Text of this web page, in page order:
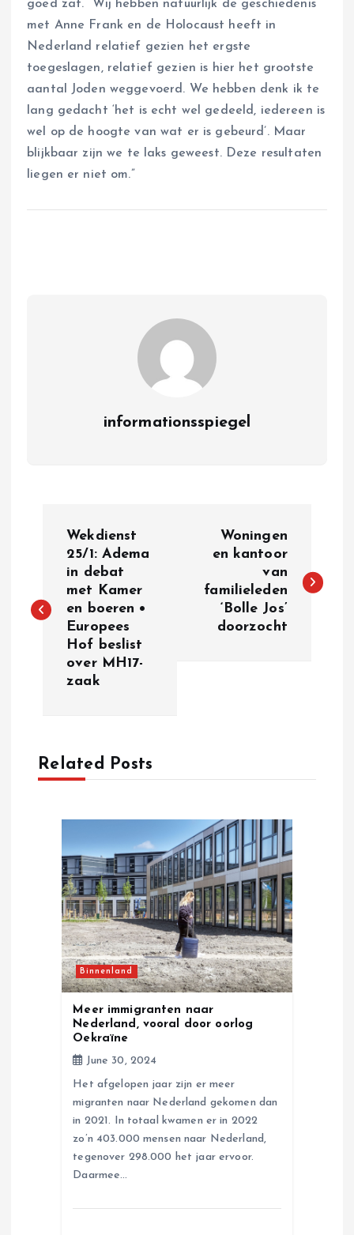
goed zat. “Wij hebben natuurlijk de geschiedenis
met Anne Frank en de Holocaust heeft in
Nederland relatief gezien het ergste
toegeslagen, relatief gezien is hier het grootste
aantal Joden weggevoerd. We hebben denk ik te
lang gedacht ‘het is echt wel gedeeld, iedereen is
wel op de hoogte van wat er is gebeurd’. Maar
blijkbaar zijn we te laks geweest. Deze resultaten
liegen er niet om.”
informationsspiegel
s
v
Wekdienst
25/1: Adema
in debat
met Kamer
en boeren •
Europees
Hof beslist
over MH17-
zaak
Woningen
en kantoor
van
familieleden
‘Bolle Jos’
doorzocht
Related Posts
Binnenland
Meer immigranten naar
Nederland, vooral door oorlog
Oekraïne
June 30, 2024
Het afgelopen jaar zijn er meer
migranten naar Nederland gekomen dan
in 2021. In totaal kwamen er in 2022
zo’n 403.000 mensen naar Nederland,
tegenover 298.000 het jaar ervoor.
Daarmee…